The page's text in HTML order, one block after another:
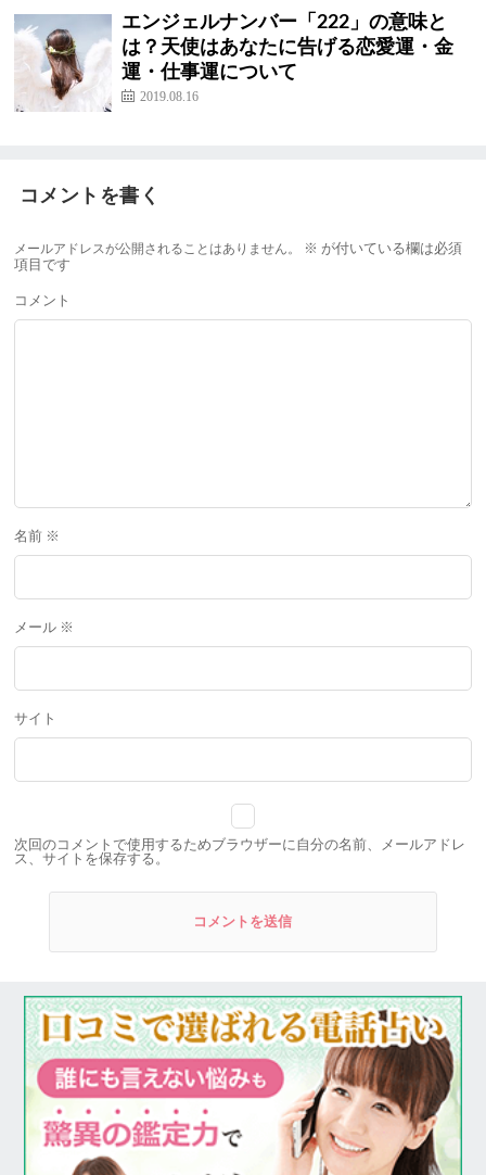
エンジェルナンバー「222」の意味と
は？天使はあなたに告げる恋愛運・金
運・仕事運について
2019.08.16
コメントを書く
メールアドレスが公開されることはありません。 ※ が付いている欄は必須
項目です
コメント
名前 ※
メール ※
サイト
次回のコメントで使用するためブラウザーに自分の名前、メールアドレ
ス、サイトを保存する。